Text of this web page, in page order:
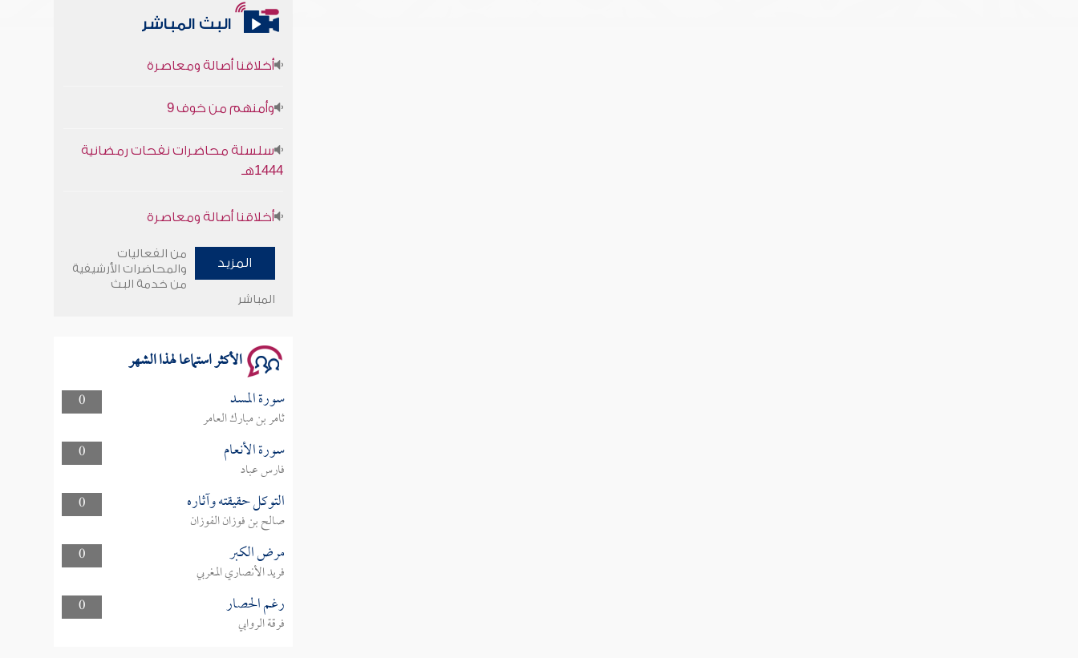
البث المباشر
1444هـ
وأمنهم من خوف 9
سلسلة محاضرات نفحات رمضانية
1444هـ
المزيد
من الفعاليات
والمحاضرات الأرشيفية
من خدمة البث
المباشر
الأكثر استماعا لهذا الشهر
0 سورة المسد
ثامر بن مبارك العامر
0
سورة الأنعام
فارس عباد
0
التوكل حقيقته وآثاره
صالح بن فوزان الفوزان
0
مرض الكبر
فريد الأنصاري المغربي
0
رغم الحصار
فرقة الروابي